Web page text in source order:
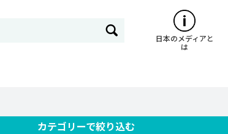
日本のメディアと
は
カテゴリーで絞り込む